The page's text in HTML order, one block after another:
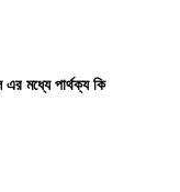
মধ্যে পার্থক্য কি